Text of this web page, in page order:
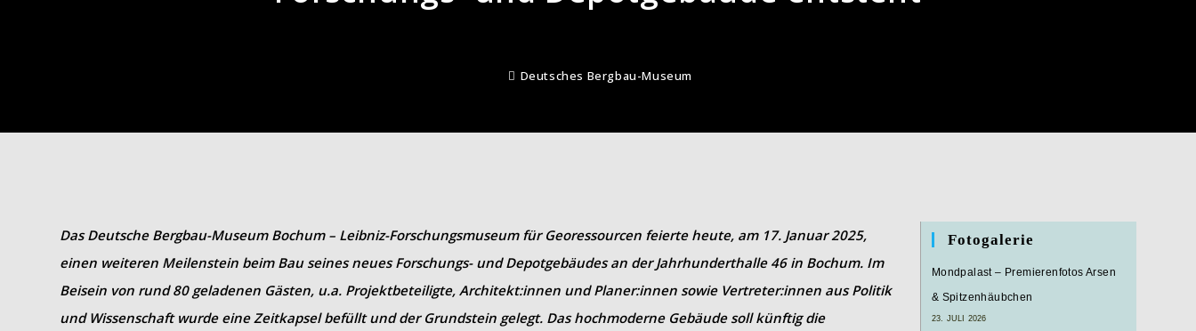
Deutsches Bergbau-Museum
Das Deutsche Bergbau-Museum Bochum – Leibniz-Forschungsmuseum für Georessourcen feierte heute, am 17. Januar 2025,
einen weiteren Meilenstein beim Bau seines neues Forschungs- und Depotgebäudes an der Jahrhunderthalle 46 in Bochum. Im
Beisein von rund 80 geladenen Gästen, u.a. Projektbeteiligte, Architekt:innen und Planer:innen sowie Vertreter:innen aus Politik
und Wissenschaft wurde eine Zeitkapsel befüllt und der Grundstein gelegt. Das hochmoderne Gebäude soll künftig die
Fotogalerie
Mondpalast – Premierenfotos Arsen
& Spitzenhäubchen
23. JULI 2026